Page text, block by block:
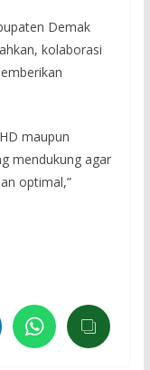
Demak
kolaborasi
maupun
mendukung agar
optimal,”